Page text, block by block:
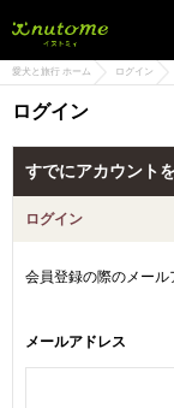
愛犬と旅行 ホーム ログイン
ログイン
すでにアカウント
ログイン
会員登録の際のメール
メールアドレス